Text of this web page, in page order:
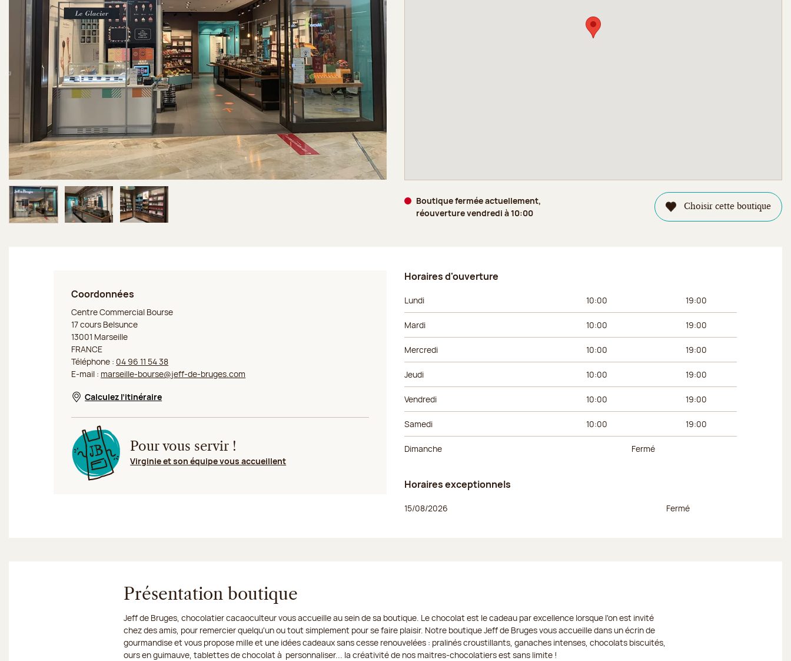
Image 1 sur 3
Boutique fermée actuellement,
réouverture vendredi à 10:00
Choisir cette boutique
Coordonnées
Jeff de Bruges Marseille Bourse
Centre Commercial Bourse
17 cours Belsunce
13001 Marseille
FRANCE
Téléphone : 04 96 11 54 38
E-mail : marseille-bourse@jeff-de-bruges.com
Nouvelle fenêtre
Calculez l’itinéraire
Pour vous servir !
Virginie et son équipe vous accueillent
Horaires d'ouverture
Jour de la semaine Horaires de l’après-midi
Lundi 10:00 19:00
Mardi 10:00 19:00
Mercredi 10:00 19:00
Jeudi 10:00 19:00
Vendredi 10:00 19:00
Samedi 10:00 19:00
Dimanche Fermé
Horaires exceptionnels
Jour de la semaine Horaires de l’après-midi
15/08/2026 Fermé
Présentation boutique
Jeff de Bruges, chocolatier cacaoculteur vous accueille au sein de sa boutique. Le chocolat est le cadeau par excellence lorsque l'on est invité
chez des amis, pour remercier quelqu'un ou tout simplement pour se faire plaisir. Notre boutique Jeff de Bruges vous accueille dans un écrin de
gourmandise et vous propose mille et une idées cadeaux sans cesse renouvelées : pralinés croustillants, ganaches intenses, chocolats biscuités,
ours en guimauve, tablettes de chocolat à personnaliser... la créativité de nos maitres-chocolatiers est sans limite !